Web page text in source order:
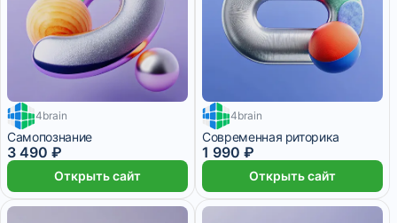
4brain
Самопознание
3 490 ₽
Открыть сайт
4brain
Современная риторика
1 990 ₽
Открыть сайт